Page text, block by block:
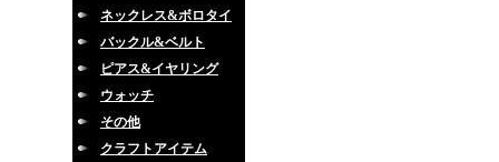
ネックレス&ボロタイ
バックル&ベルト
ピアス&イヤリング
ウォッチ
その他
クラフトアイテム